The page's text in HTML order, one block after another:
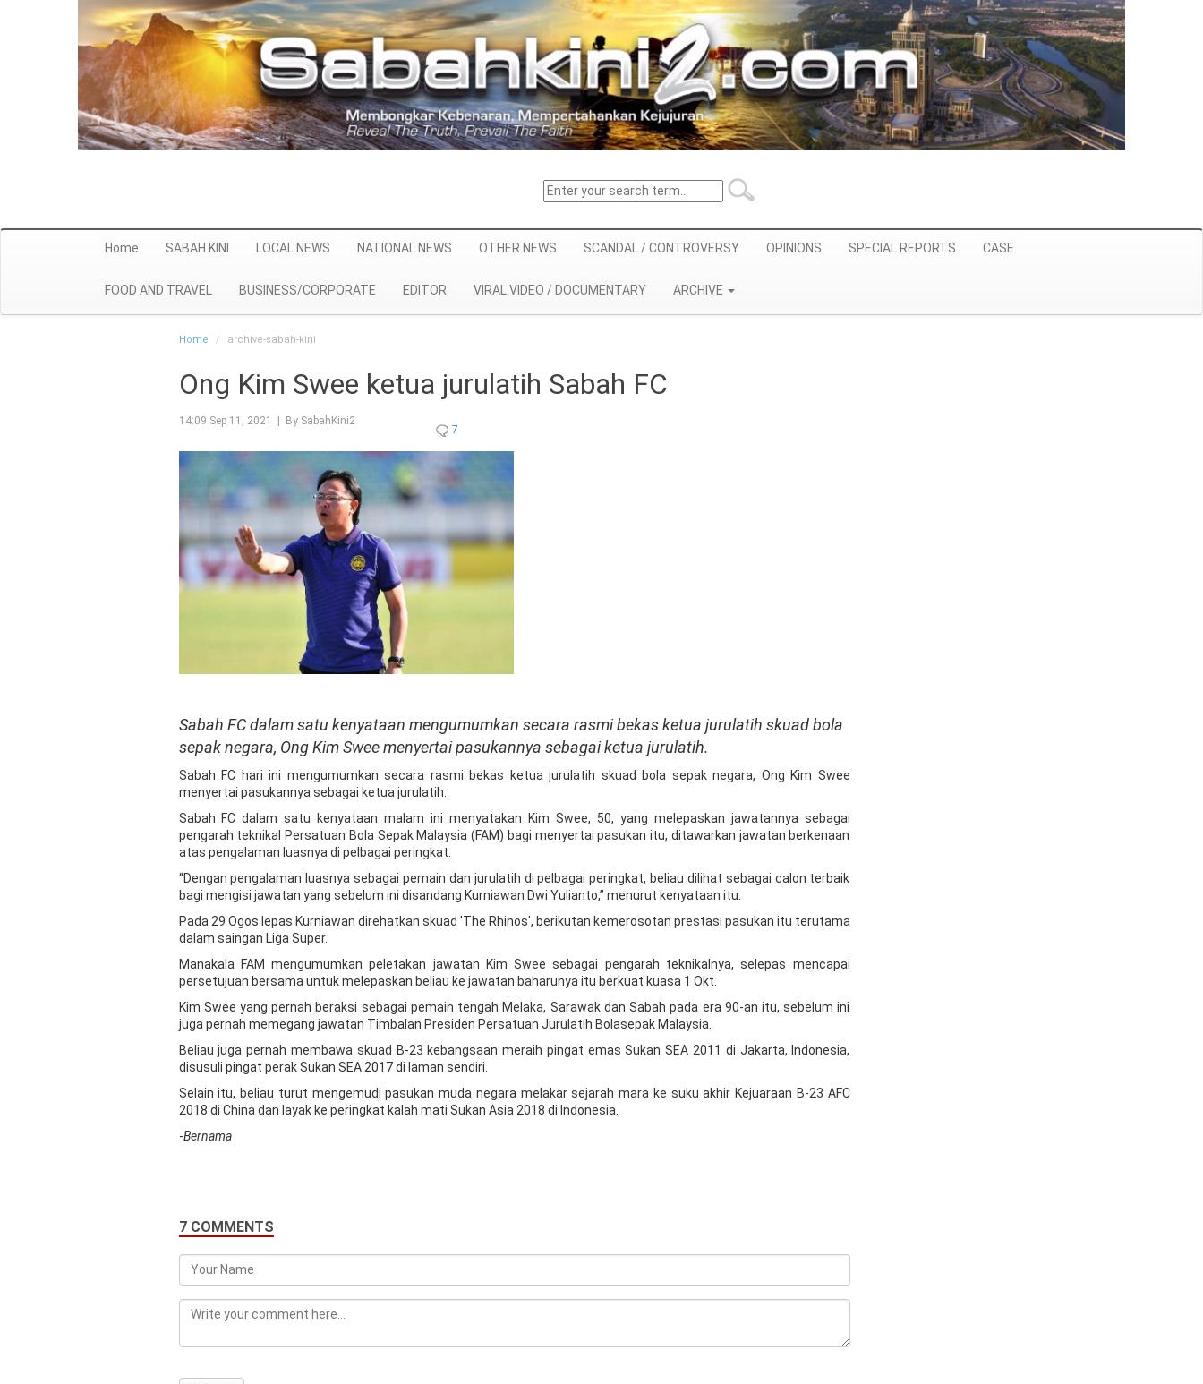
Home SABAH KINI LOCAL NEWS NATIONAL NEWS OTHER NEWS SCANDAL / CONTROVERSY OPINIONS SPECIAL REPORTS CASE
FOOD AND TRAVEL BUSINESS/CORPORATE EDITOR VIRAL VIDEO / DOCUMENTARY ARCHIVE
Home archive-sabah-kini
Ong Kim Swee ketua jurulatih Sabah FC
14:09 Sep 11, 2021 | By SabahKini2
7
Sabah FC dalam satu kenyataan mengumumkan secara rasmi bekas ketua jurulatih skuad bola
sepak negara, Ong Kim Swee menyertai pasukannya sebagai ketua jurulatih.
Sabah FC hari ini mengumumkan secara rasmi bekas ketua jurulatih skuad bola sepak negara, Ong Kim Swee
menyertai pasukannya sebagai ketua jurulatih.
Sabah FC dalam satu kenyataan malam ini menyatakan Kim Swee, 50, yang melepaskan jawatannya sebagai
pengarah teknikal Persatuan Bola Sepak Malaysia (FAM) bagi menyertai pasukan itu, ditawarkan jawatan berkenaan
atas pengalaman luasnya di pelbagai peringkat.
“Dengan pengalaman luasnya sebagai pemain dan jurulatih di pelbagai peringkat, beliau dilihat sebagai calon terbaik
bagi mengisi jawatan yang sebelum ini disandang Kurniawan Dwi Yulianto,” menurut kenyataan itu.
Pada 29 Ogos lepas Kurniawan direhatkan skuad 'The Rhinos', berikutan kemerosotan prestasi pasukan itu terutama
dalam saingan Liga Super.
Manakala FAM mengumumkan peletakan jawatan Kim Swee sebagai pengarah teknikalnya, selepas mencapai
persetujuan bersama untuk melepaskan beliau ke jawatan baharunya itu berkuat kuasa 1 Okt.
Kim Swee yang pernah beraksi sebagai pemain tengah Melaka, Sarawak dan Sabah pada era 90-an itu, sebelum ini
juga pernah memegang jawatan Timbalan Presiden Persatuan Jurulatih Bolasepak Malaysia.
Beliau juga pernah membawa skuad B-23 kebangsaan meraih pingat emas Sukan SEA 2011 di Jakarta, Indonesia,
disusuli pingat perak Sukan SEA 2017 di laman sendiri.
Selain itu, beliau turut mengemudi pasukan muda negara melakar sejarah mara ke suku akhir Kejuaraan B-23 AFC
2018 di China dan layak ke peringkat kalah mati Sukan Asia 2018 di Indonesia.
-Bernama
7 COMMENTS